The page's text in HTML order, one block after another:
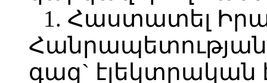
1. Հաստատել
գազ` էլեկտրական